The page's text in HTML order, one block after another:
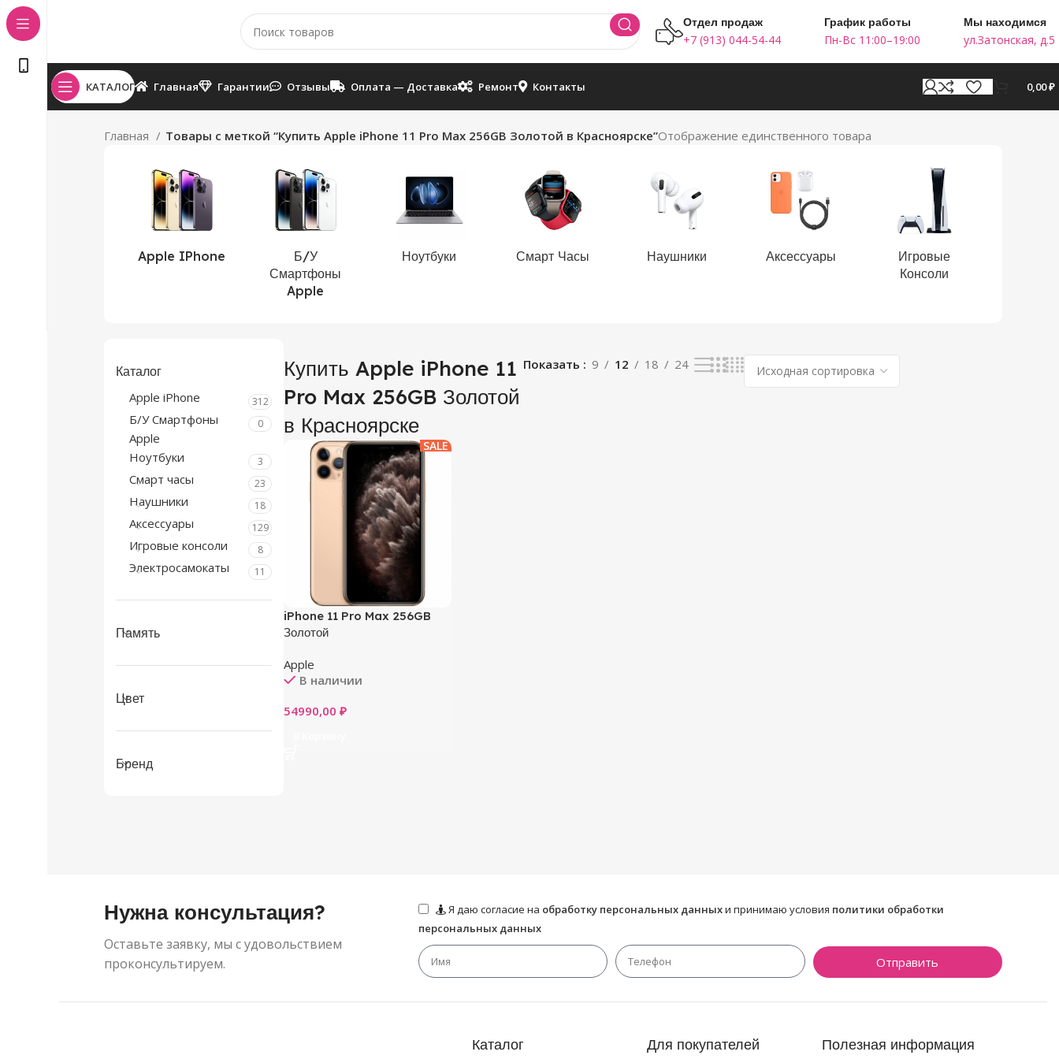
Отдел продаж
+7 (913) 044-54-44
График работы
Пн-Вс 11:00–19:00
Мы находимся
ул.Затонская, д.5
КАТАЛОГ Главная Гарантии Отзывы Оплата — Доставка Ремонт Контакты 0,00₽
Главная Товары с меткой “Купить Apple iPhone 11 Pro Max 256GB Золотой в Красноярске”Отображение единственного товара
Apple IPhone
Б/У
Смартфоны
Apple
Ноутбуки Смарт Часы Наушники Аксессуары
Игровые
Консоли
Каталог
Apple iPhone
312
Б/У Смартфоны
Apple
0
Ноутбуки 3
Смарт часы 23
Наушники 18
Аксессуары 129
Игровые консоли 8
Электросамокаты 11
Память
Цвет
Бренд
Купить Apple iPhone 11
Pro Max 256GB Золотой
в Красноярске
Показать 9 12 18 24
SALE
iPhone 11 Pro Max 256GB
Золотой
Apple
В наличии
54990,00 ₽
Нужна консультация?
Оставьте заявку, мы с удовольствием
проконсультируем.
Я даю согласие на обработку персональных данныхи принимаю условия политики обработки
персональных данных
Отправить
Каталог Для покупателей Полезная информация